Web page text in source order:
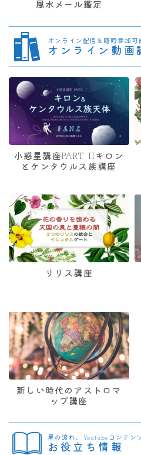
風水メール鑑定
オンライン配信＆随時参加
オンライン動画
小惑星講座PART IIキロン
とケンタウルス族講座
リリス講座
新しい時代のアストロマ
ップ講座
星の流れ、Youtubeコンテンツ
お役立ち情報